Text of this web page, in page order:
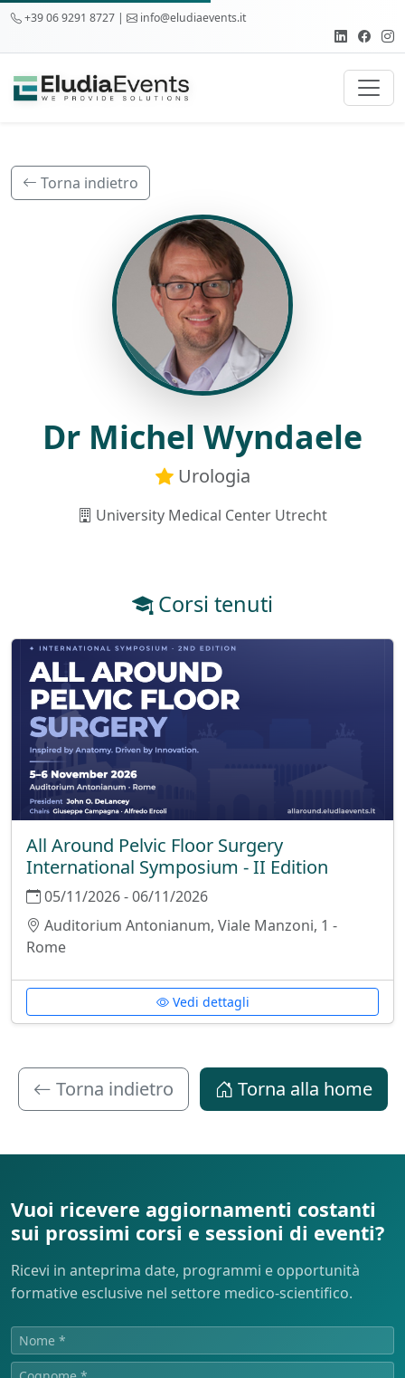
+39 06 9291 8727 | info@eludiaevents.it
Torna indietro
Dr Michel Wyndaele
Urologia
University Medical Center Utrecht
Corsi tenuti
All Around Pelvic Floor Surgery
International Symposium - II Edition
05/11/2026 - 06/11/2026
Auditorium Antonianum, Viale Manzoni, 1 -
Rome
Vedi dettagli
Torna indietro Torna alla home
Vuoi ricevere aggiornamenti costanti
sui prossimi corsi e sessioni di eventi?
Ricevi in anteprima date, programmi e opportunità
formative esclusive nel settore medico-scientifico.